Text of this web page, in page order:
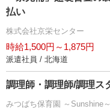
払い
株式会社京栄センター
時給1,500円～1,875円
派遣社員 / 北海道
調理師・調理師/調理ス
みつばち保育園 ～Sunshine～